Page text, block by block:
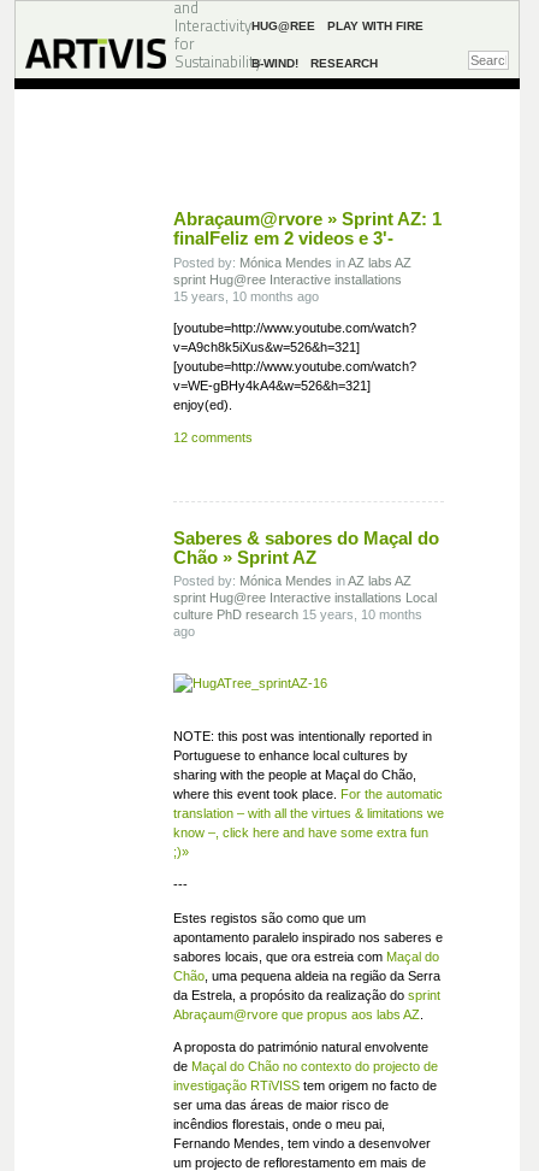
and
Interactivity
for
Sustainability
HUG@REE PLAY WITH FIRE
B-WIND! RESEARCH
Abraçaum@rvore » Sprint AZ: 1
finalFeliz em 2 videos e 3'-
Posted by: Mónica Mendes inAZ labs AZ
sprint Hug@ree Interactive installations
15 years, 10 months ago
[youtube=http://www.youtube.com/watch?
v=A9ch8k5iXus&w=526&h=321]
[youtube=http://www.youtube.com/watch?
v=WE-gBHy4kA4&w=526&h=321]
enjoy(ed).
12 comments
Saberes & sabores do Maçal do
Chão » Sprint AZ
Posted by: Mónica Mendes inAZ labs AZ
sprint Hug@ree Interactive installations
Local
culture PhD research15 years, 10 months
ago
NOTE: this post was intentionally reported in
Portuguese to enhance local cultures by
sharing with the people at Maçal do Chão,
where this event took place.
For the automatic
translation – with all the virtues & limitations we
know –, click here and have some extra fun
;)»
---
Estes registos são como que um
apontamento paralelo inspirado nos saberes e
sabores locais, que ora estreia com Maçal do
Chão, uma pequena aldeia na região da Serra
da Estrela, a propósito da realização do sprint
Abraçaum@rvore que propus aos labs AZ.
A proposta do património natural envolvente
de Maçal do Chão no contexto do projecto de
investigação RTiVISStem origem no facto de
ser uma das áreas de maior risco de
incêndios florestais, onde o meu pai,
Fernando Mendes, tem vindo a desenvolver
um projecto de reflorestamento em mais de